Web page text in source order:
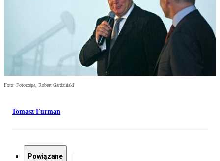
Foto: Fotorzepa, Robert Gardziński
Tomasz Furman
Powiązane